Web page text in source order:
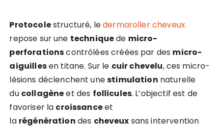
Protocolestructuré, ledermaroller cheveux
repose sur une techniquede micro-
perforationscontrôlées créées par des micro-
aiguillesen titane. Sur le cuir chevelu, ces micro-
lésions déclenchent unestimulation naturelle
du collagèneet des follicules. L’objectif est de
favoriser la croissanceet
la régénération des cheveux sans intervention